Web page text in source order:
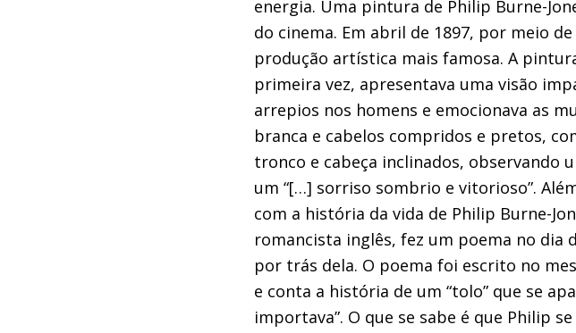
energia. Uma pintura de Philip Burne-
do cinema. Em abril de 1897, por meio
produção artística mais famosa. A
primeira vez, apresentava uma visão
arrepios nos homens e emocionava as
branca e cabelos compridos e pretos,
tronco e cabeça inclinados, observando
um “[…] sorriso sombrio e vitorioso”.
com a história da vida de Philip Burne-
romancista inglês, fez um poema no dia
por trás dela. O poema foi escrito no
e conta a história de um “tolo” que se
importava”. O que se sabe é que Philip